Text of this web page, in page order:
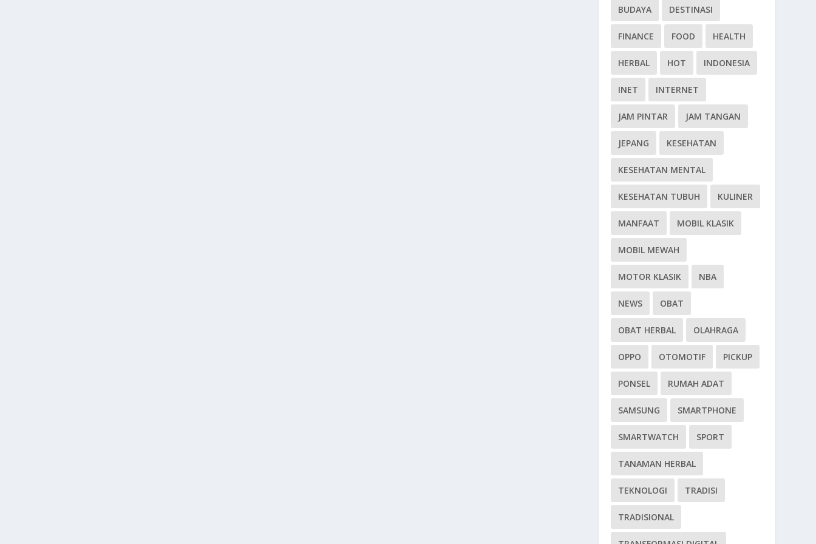
BUDAYA DESTINASI
FINANCE FOOD HEALTH
HERBAL HOT INDONESIA
INET INTERNET
JAM PINTAR JAM TANGAN
JEPANG KESEHATAN
KESEHATAN MENTAL
KESEHATAN TUBUH KULINER
MANFAAT MOBIL KLASIK
MOBIL MEWAH
MOTOR KLASIK NBA
NEWS OBAT
OBAT HERBAL OLAHRAGA
OPPO OTOMOTIF PICKUP
PONSEL RUMAH ADAT
SAMSUNG SMARTPHONE
SMARTWATCH SPORT
TANAMAN HERBAL
TEKNOLOGI TRADISI
TRADISIONAL